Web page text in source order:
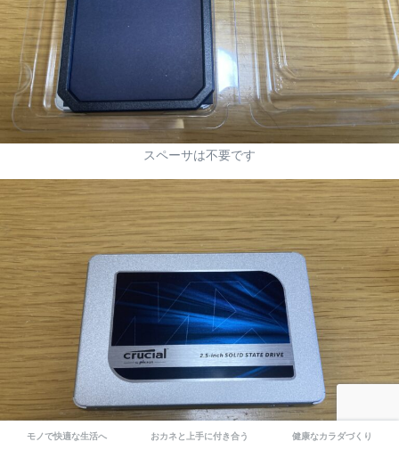
スペーサは不要です
モノで快適な生活へ おカネと上手に付き合う 健康なカラダづくり